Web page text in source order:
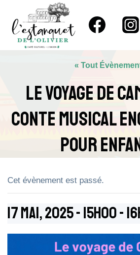
contenu
« Tout
Le Voyage De
Conte Musical
Pour
Cet évènement est passé.
17 Mai, 2025 - 15h00-